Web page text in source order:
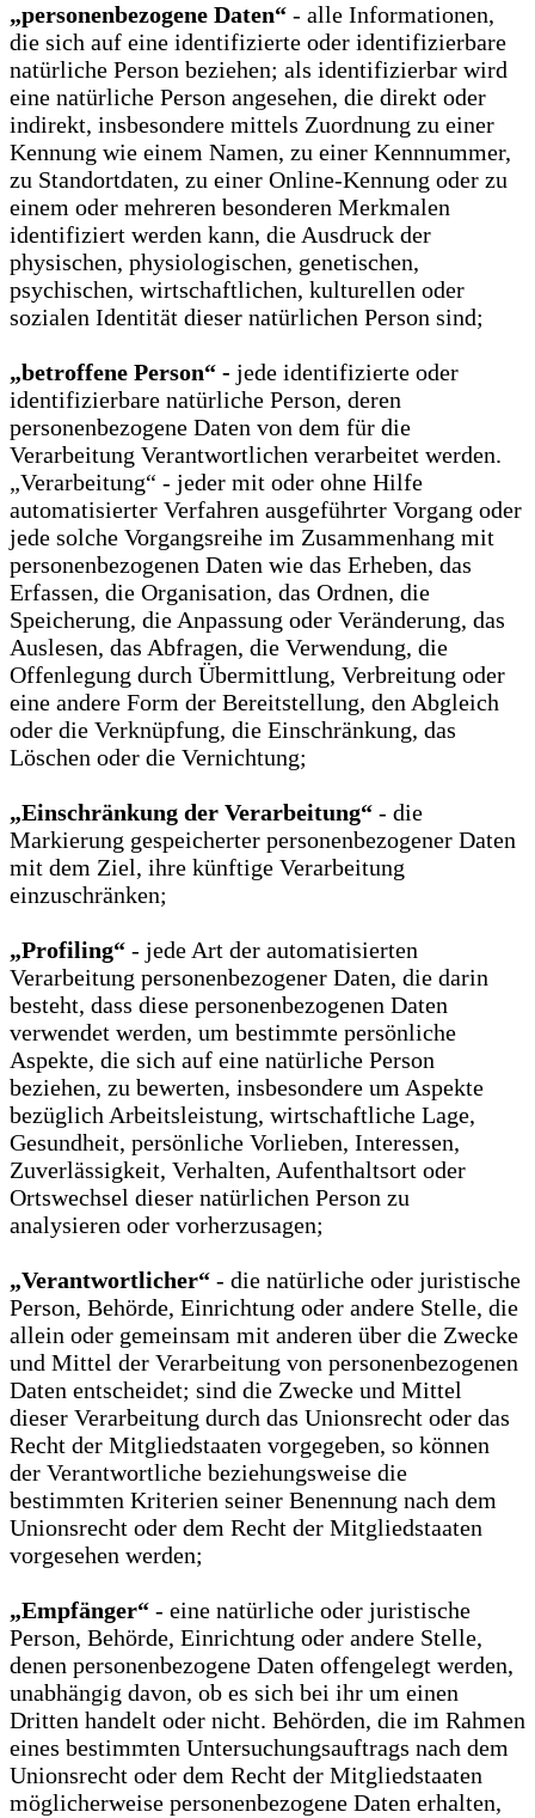
„personenbezogene Daten“ - alle Informationen,
die sich auf eine identifizierte oder identifizierbare
natürliche Person beziehen; als identifizierbar wird
eine natürliche Person angesehen, die direkt oder
indirekt, insbesondere mittels Zuordnung zu einer
Kennung wie einem Namen, zu einer Kennnummer,
zu Standortdaten, zu einer Online-Kennung oder zu
einem oder mehreren besonderen Merkmalen
identifiziert werden kann, die Ausdruck der
physischen, physiologischen, genetischen,
psychischen, wirtschaftlichen, kulturellen oder
sozialen Identität dieser natürlichen Person sind;
„betroffene Person“ - jede identifizierte oder
identifizierbare natürliche Person, deren
personenbezogene Daten von dem für die
Verarbeitung Verantwortlichen verarbeitet werden.
„Verarbeitung“ - jeder mit oder ohne Hilfe
automatisierter Verfahren ausgeführter Vorgang oder
jede solche Vorgangsreihe im Zusammenhang mit
personenbezogenen Daten wie das Erheben, das
Erfassen, die Organisation, das Ordnen, die
Speicherung, die Anpassung oder Veränderung, das
Auslesen, das Abfragen, die Verwendung, die
Offenlegung durch Übermittlung, Verbreitung oder
eine andere Form der Bereitstellung, den Abgleich
oder die Verknüpfung, die Einschränkung, das
Löschen oder die Vernichtung;
„Einschränkung der Verarbeitung“ - die
Markierung gespeicherter personenbezogener Daten
mit dem Ziel, ihre künftige Verarbeitung
einzuschränken;
„Profiling“ - jede Art der automatisierten
Verarbeitung personenbezogener Daten, die darin
besteht, dass diese personenbezogenen Daten
verwendet werden, um bestimmte persönliche
Aspekte, die sich auf eine natürliche Person
beziehen, zu bewerten, insbesondere um Aspekte
bezüglich Arbeitsleistung, wirtschaftliche Lage,
Gesundheit, persönliche Vorlieben, Interessen,
Zuverlässigkeit, Verhalten, Aufenthaltsort oder
Ortswechsel dieser natürlichen Person zu
analysieren oder vorherzusagen;
„Verantwortlicher“ - die natürliche oder juristische
Person, Behörde, Einrichtung oder andere Stelle, die
allein oder gemeinsam mit anderen über die Zwecke
und Mittel der Verarbeitung von personenbezogenen
Daten entscheidet; sind die Zwecke und Mittel
dieser Verarbeitung durch das Unionsrecht oder das
Recht der Mitgliedstaaten vorgegeben, so können
der Verantwortliche beziehungsweise die
bestimmten Kriterien seiner Benennung nach dem
Unionsrecht oder dem Recht der Mitgliedstaaten
vorgesehen werden;
„Empfänger“ - eine natürliche oder juristische
Person, Behörde, Einrichtung oder andere Stelle,
denen personenbezogene Daten offengelegt werden,
unabhängig davon, ob es sich bei ihr um einen
Dritten handelt oder nicht. Behörden, die im Rahmen
eines bestimmten Untersuchungsauftrags nach dem
Unionsrecht oder dem Recht der Mitgliedstaaten
möglicherweise personenbezogene Daten erhalten,